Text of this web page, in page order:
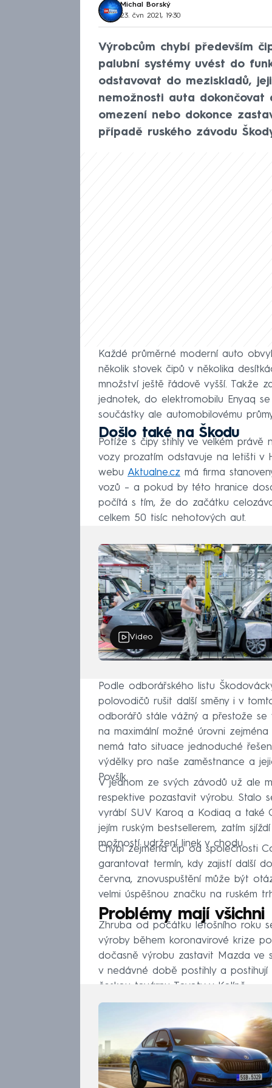
Michal Borský
23. čvn 2021, 19:30
Výrobcům chybí především
palubní systémy uvést do
odstavovat do meziskladů,
nemožnosti auta dokončovat
omezení nebo dokonce
případě ruského závodu
Každé průměrné moderní auto
několik stovek čipů v několika
množství ještě řádově vyšší. Takže
jednotek, do elektromobilu Enyaq
součástky ale automobilovému
Došlo také na Škodu
Potíže s čipy stihly ve velkém právě
vozy prozatím odstavuje na letišti v
webu Aktualne.cz má firma
vozů – a pokud by této hranice
počítá s tím, že do začátku
celkem 50 tisíc nehotových aut.
Video
Podle odborářského listu
polovodičů rušit další směny i v
odborářů stále vážný a přestože
na maximální možné úrovni
nemá tato situace jednoduché
výdělky pro naše zaměstnance a
Povšík.
V jednom ze svých závodů už ale
respektive pozastavit výrobu. Stalo
vyrábí SUV Karoq a Kodiaq a také
jejím ruským bestsellerem, zatím
možností udržení linek v chodu.
Chybí zejména čip od společnosti
garantovat termín, kdy zajistí další
června, znovuspuštění může být
velmi úspěšnou značku na ruském
Problémy mají všichni
Zhruba od počátku letošního roku
výroby během koronavirové krize
dočasně výrobu zastavit Mazda ve
v nedávné době postihly a postihují
českou továrnu Toyoty v Kolíně.